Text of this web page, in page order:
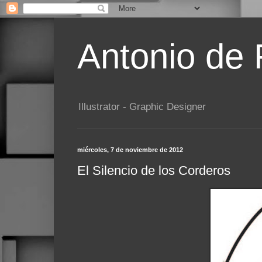
Antonio de
Illustrator - Graphic Designer
miércoles, 7 de noviembre de 2012
El Silencio de los Corderos